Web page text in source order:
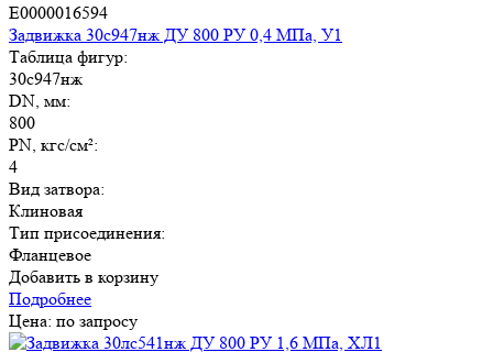
E0000016594
Задвижка 30с947нж ДУ 800 РУ 0,4 МПа, У1
Таблица фигур:
30с947нж
DN, мм:
800
PN, кгс/см²:
4
Вид затвора:
Клиновая
Тип присоединения:
Фланцевое
Добавить в корзину
Подробнее
Цена: по запросу